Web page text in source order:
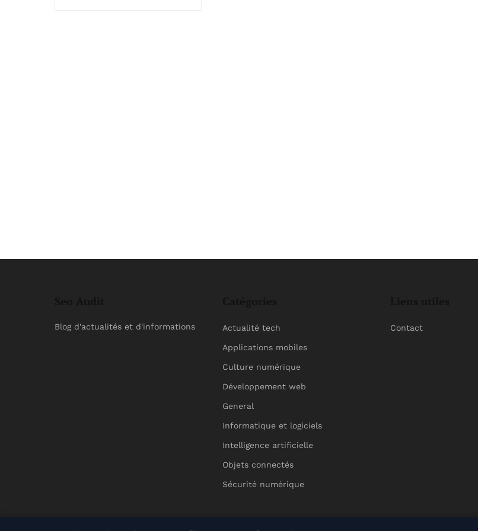
Blog d'actualités et d'informations Actualité tech
Applications mobiles
Culture numérique
Développement web
General
Informatique et logiciels
Intelligence artificielle
Objets connectés
Sécurité numérique
Contact